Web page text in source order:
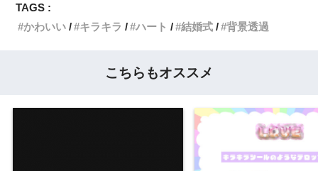
TAGS :
かわいい
キラキラ ハート 結婚式 背景透過
こちらもオススメ